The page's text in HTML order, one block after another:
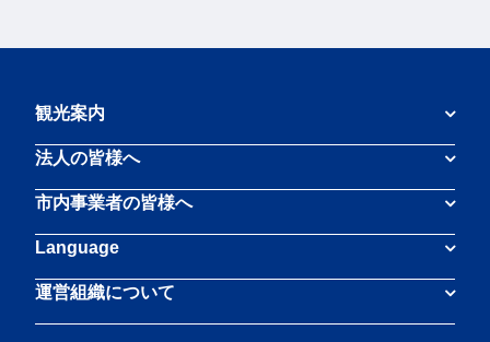
観光案内
法人の皆様へ
市内事業者の皆様へ
Language
運営組織について